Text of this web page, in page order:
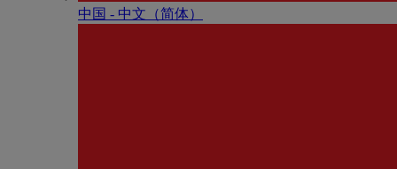
中国 - 中⽂（简体）